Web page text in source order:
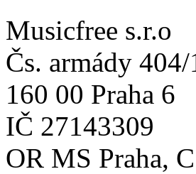
Musicfree s.r.o
Čs. armády 404/
160 00 Praha 6
IČ 27143309
OR MS Praha,